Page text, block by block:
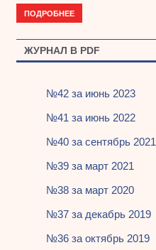
ПОДРОБНЕЕ
ЖУРНАЛ В PDF
№42 за июнь 2023
№41 за июнь 2022
№40 за сентябрь 2021
№39 за март 2021
№38 за март 2020
№37 за декабрь 2019
№36 за октябрь 2019